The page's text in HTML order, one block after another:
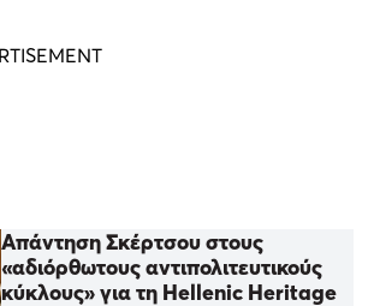
Απάντηση Σκέρτσου στους
«αδιόρθωτους αντιπολιτευτικούς
κύκλους» για τη Hellenic Heritage